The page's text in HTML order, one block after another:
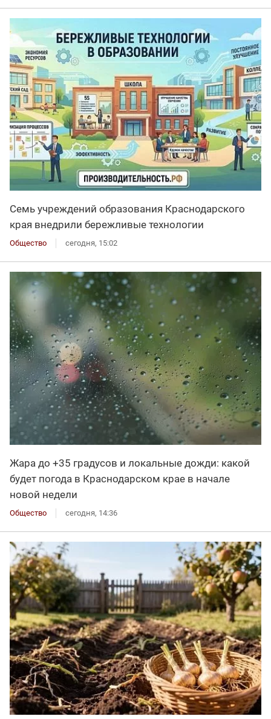
Семь учреждений образования Краснодарского
края внедрили бережливые технологии
Общество сегодня, 15:02
Жара до +35 градусов и локальные дожди: какой
будет погода в Краснодарском крае в начале
новой недели
Общество сегодня, 14:36